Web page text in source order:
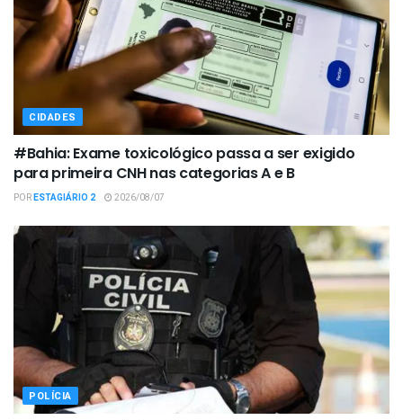
CIDADES
#Bahia: Exame toxicológico passa a ser exigido
para primeira CNH nas categorias A e B
PORESTAGIÁRIO 2 2026/08/07
POLÍCIA